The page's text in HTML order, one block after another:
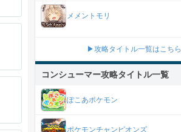
メメントモリ
▶攻略タイトル一覧はこちら
コンシューマー攻略タイトル一覧
ぽこあポケモン
ポケモンチャンピオンズ